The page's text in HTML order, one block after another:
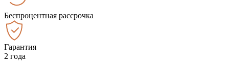
Беспроцентная рассрочка
Гарантия
2 года